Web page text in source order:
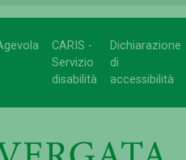
CARIS -
Servizio
disabilità
Dichiarazione
di
accessibilità